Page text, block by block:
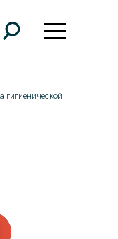
гигиенической